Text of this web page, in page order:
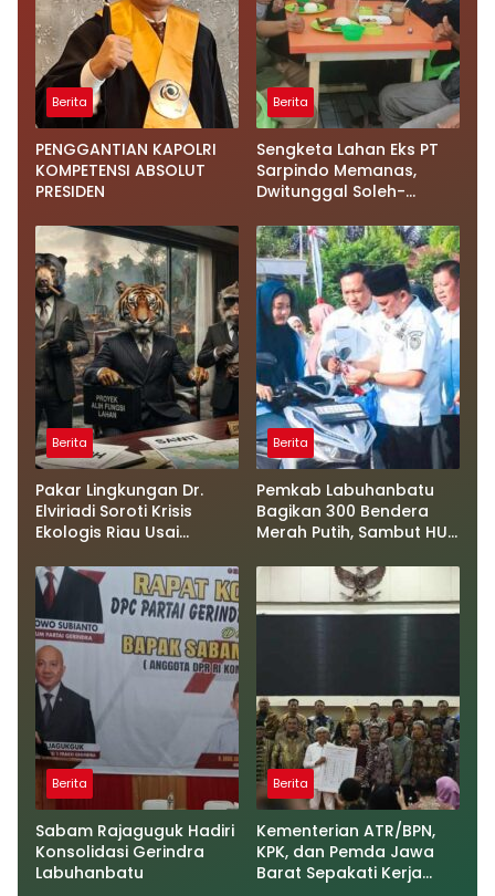
Berita
PENGGANTIAN KAPOLRI
KOMPETENSI ABSOLUT
PRESIDEN
Berita
Sengketa Lahan Eks PT
Sarpindo Memanas,
Dwitunggal Soleh-
Lingkungan ke Pulau
Rupat
Berita
Pakar Lingkungan Dr.
Elviriadi Soroti Krisis
Ekologis Riau Usai
Monyet, Harimau, dan
Beruang Terhadap
Warga
Berita
Pemkab Labuhanbatu
Bagikan 300 Bendera
Merah Putih, Sambut HUT
Berita
Sabam Rajaguguk Hadiri
Konsolidasi Gerindra
Labuhanbatu
Berita
Kementerian ATR/BPN,
KPK, dan Pemda Jawa
Barat Sepakati Kerja